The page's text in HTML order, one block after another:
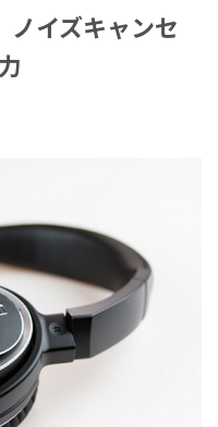
ノイズキャンセ